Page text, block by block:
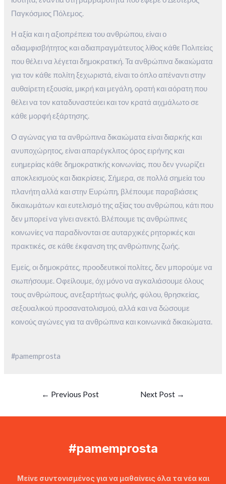
Παγκόσμιος Πόλεμος.
Η αξία και η αξιοπρέπεια του ανθρώπου, είναι ο
αδιαμφισβήτητος και αδιαπραγμάτευτος λίθος κάθε Πολιτείας
που θέλει να λέγεται δημοκρατική. Τα ανθρώπινα δικαιώματα
για τον κάθε πολίτη ξεχωριστά, είναι το όπλο απέναντι στην
αυθαίρετη εξουσία, μικρή και μεγάλη, ορατή και αόρατη που
θέλει να τον καταδυναστεύει και τον κρατά αιχμάλωτο σε
κάθε μορφή εξάρτησης.
Ο αγώνας για τα ανθρώπινα δικαιώματα είναι διαρκής και
ανυποχώρητος, είναι απαρέγκλιτος όρος ειρήνης και
ευημερίας κάθε δημοκρατικής κοινωνίας, που δεν γνωρίζει
αποκλεισμούς και διακρίσεις. Σήμερα, σε πολλά σημεία του
πλανήτη αλλά και στην Ευρώπη, βλέπουμε παραβιάσεις
δικαιωμάτων και ευτελισμό της αξίας του ανθρώπου, κάτι που
δεν μπορεί να γίνει ανεκτό. Βλέπουμε τις ανθρώπινες
κοινωνίες να παραδίνονται σε αυταρχικές ρητορικές και
πρακτικές, σε κάθε έκφανση της ανθρώπινης ζωής.
Εμείς, οι δημοκράτες, προοδευτικοί πολίτες, δεν μπορούμε να
σιωπήσουμε. Οφείλουμε, όχι μόνο να αγκαλιάσουμε όλους
τους ανθρώπους, ανεξαρτήτως φυλής, φύλου, θρησκείας,
σεξουαλικού προσανατολισμού, αλλά και να δώσουμε
κοινούς αγώνες για τα ανθρώπινα και κοινωνικά δικαιώματα.
#pamemprosta
← Previous Post Next Post →
#pamemprosta
Μείνε συντονισμένος για να μαθαίνεις όλα τα νέα και